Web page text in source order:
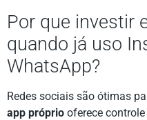
Por que investir
quando já uso
WhatsApp?
Redes sociais são ótimas
app próprio oferece